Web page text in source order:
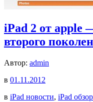
iPad 2 от apple
второго
Автор: admin
в 01.11.2012
в iPad новости, iPad